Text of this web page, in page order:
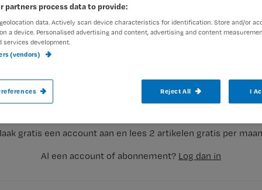
Wil je dit artikel lezen?
gratis een account aan en lees 2 artikelen gratis per
Al een account of abonnement? Log dan in
Het recht om te douchen en op tijd naar
verpleeg- en verzorgingshuizen. Dit
naar
partners process data to provide:
data. Actively scan device characteristics for identification. Store and/or
a device. Personalised advertising and content, advertising and content
services development.
(vendors)
Reject All I